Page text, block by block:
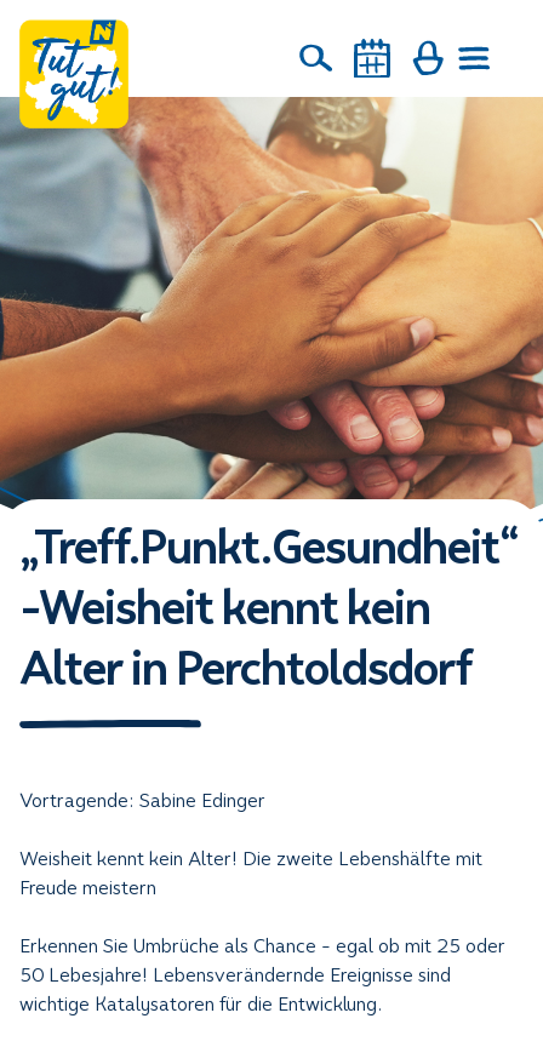
„Treff.Punkt.Gesundheit“
-Weisheit kennt kein
Alter in Perchtoldsdorf
Vortragende: Sabine Edinger
Weisheit kennt kein Alter! Die zweite Lebenshälfte mit
Freude meistern
Erkennen Sie Umbrüche als Chance - egal ob mit 25 oder
50 Lebesjahre! Lebensverändernde Ereignisse sind
wichtige Katalysatoren für die Entwicklung.